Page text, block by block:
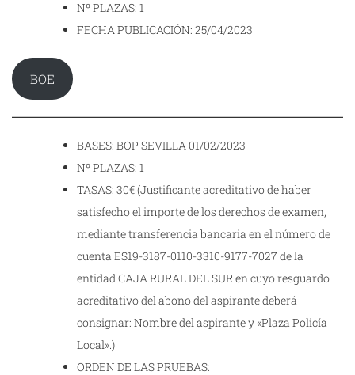
Nº PLAZAS: 1
FECHA PUBLICACIÓN: 25/04/2023
BOE
BASES: BOP SEVILLA 01/02/2023
Nº PLAZAS: 1
TASAS: 30€ (Justificante acreditativo de haber
satisfecho el importe de los derechos de examen,
mediante transferencia bancaria en el número de
cuenta ES19-3187-0110-3310-9177-7027 de la
entidad CAJA RURAL DEL SUR en cuyo resguardo
acreditativo del abono del aspirante deberá
consignar: Nombre del aspirante y «Plaza Policía
Local».)
ORDEN DE LAS PRUEBAS: